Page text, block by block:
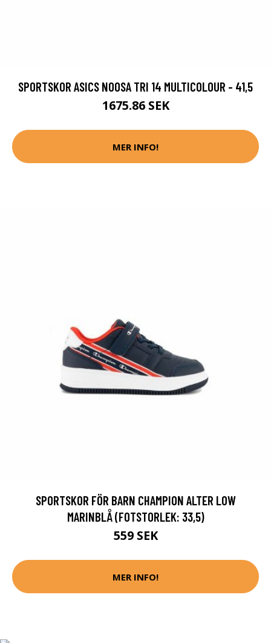
SPORTSKOR ASICS NOOSA TRI 14 MULTICOLOUR - 41,5
1675.86 SEK
MER INFO!
SPORTSKOR FÖR BARN CHAMPION ALTER LOW
MARINBLÅ (FOTSTORLEK: 33,5)
559 SEK
MER INFO!